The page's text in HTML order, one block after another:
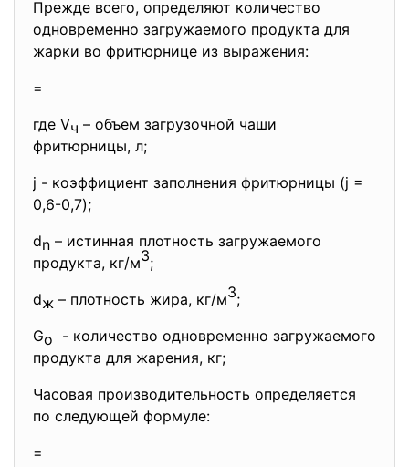
Прежде всего, определяют количество
одновременно загружаемого продукта для
жарки во фритюрнице из выражения:
=
где Vч – объем загрузочной чаши
фритюрницы, л;
j - коэффициент заполнения фритюрницы (j =
0,6-0,7);
dn – истинная плотность загружаемого
продукта, кг/м3;
dж – плотность жира, кг/м3;
Gо - количество одновременно загружаемого
продукта для жарения, кг;
Часовая производительность определяется
по следующей формуле:
=